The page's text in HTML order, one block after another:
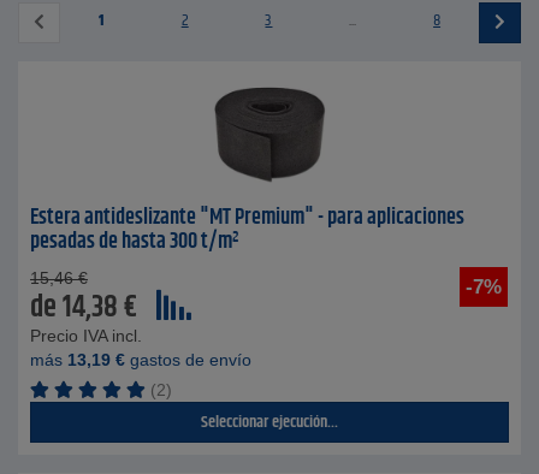
1 2 3 ... 8
Estera antideslizante "MT Premium" - para aplicaciones
pesadas de hasta 300 t/m²
-7%
15,46 €
de14,38€
Precio IVA incl.
más 13,19 € gastos de envío
(2)
Seleccionar ejecución...